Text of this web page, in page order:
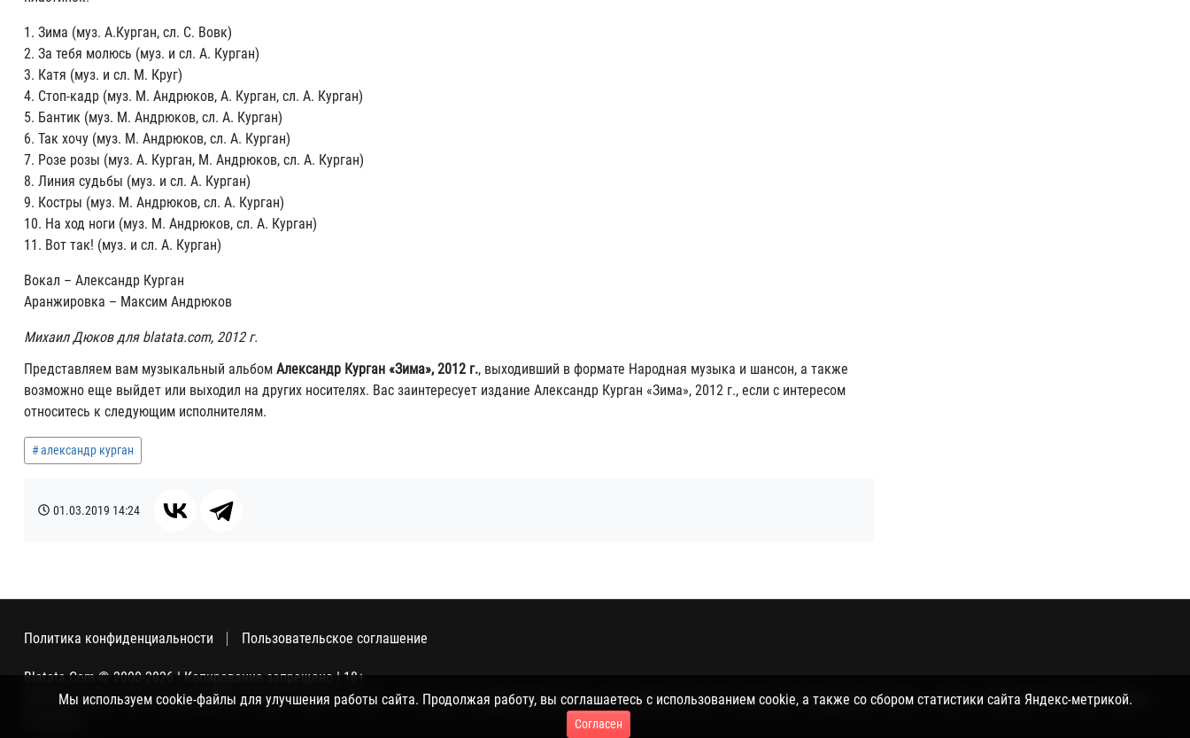
1. Зима (муз. А.Курган, сл. С. Вовк)
2. За тебя молюсь (муз. и сл. А. Курган)
3. Катя (муз. и сл. М. Круг)
4. Стоп-кадр (муз. М. Андрюков, А. Курган, сл. А. Курган)
5. Бантик (муз. М. Андрюков, сл. А. Курган)
6. Так хочу (муз. М. Андрюков, сл. А. Курган)
7. Розе розы (муз. А. Курган, М. Андрюков, сл. А. Курган)
8. Линия судьбы (муз. и сл. А. Курган)
9. Костры (муз. М. Андрюков, сл. А. Курган)
10. На ход ноги (муз. М. Андрюков, сл. А. Курган)
11. Вот так! (муз. и сл. А. Курган)
Вокал – Александр Курган
Аранжировка – Максим Андрюков
Михаил Дюков для blatata.com, 2012 г.
Представляем вам музыкальный альбом Александр Курган «Зима», 2012 г., выходивший в формате Народная музыка и шансон, а также
возможно еще выйдет или выходил на других носителях. Вас заинтересует издание Александр Курган «Зима», 2012 г., если с интересом
относитесь к следующим исполнителям.
александр курган
01.03.2019 14:24
Политика конфиденциальности Пользовательское соглашение
Blatata.Com © 2000-2026 | Копирование запрещено | 18+
Использование сайта подразумевает ваше полное согласие с политикой конфиденциальности, пользовательским соглашением и поддержкой куки, а также со сбором статистики Яндекс-
Мы используем cookie-файлы для улучшения работы сайта. Продолжая работу, вы соглашаетесь с использованием cookie, а также со сбором статистики сайта Яндекс-метрикой.
Согласен